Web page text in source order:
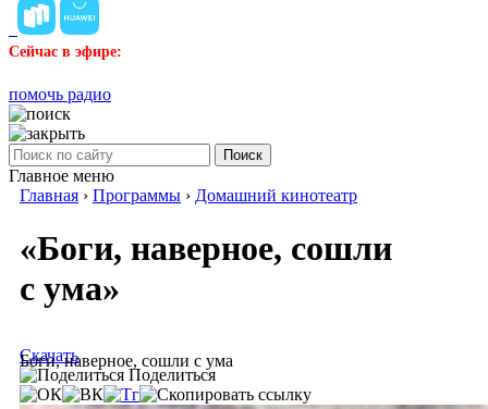
Сейчас в эфире:
помочь радио
Поиск
Главное меню
Главная › Программы › Домашний кинотеатр
«Боги, наверное, сошли
с ума»
Боги, наверное, сошли с ума
Скачать
Поделиться